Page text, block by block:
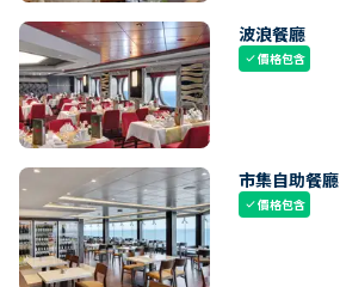
波浪餐廳
check價格包含
市集自助餐廳
check價格包含